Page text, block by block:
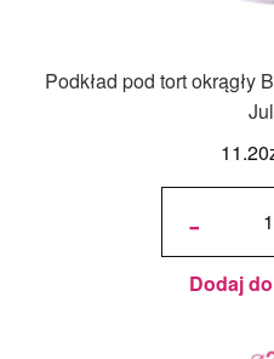
Podkład pod tort okrągły
11.20
-
ilość
okrągły
Biały Ø
25 cm, h
1 cm -
PC
Dodaj